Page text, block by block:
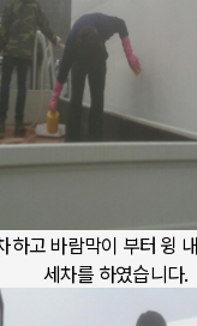
하고 바람막이 부터 윙
세차를 하였습니다.